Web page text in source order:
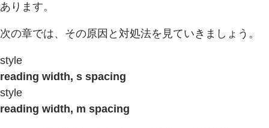
あります。
次の章では、その原因と対処法を見ていきましょう。
style
reading width, s spacing
style
reading width, m spacing